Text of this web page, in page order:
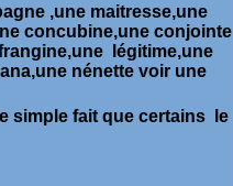
,une maitresse,une
concubine,une conjointe
légitime,une
nénette voir une
simple fait que certains le